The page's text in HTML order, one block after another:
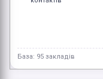
База: 95 закладів